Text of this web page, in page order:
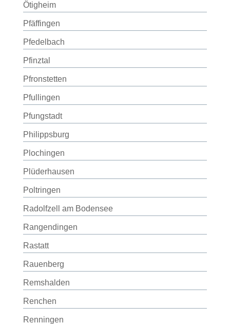
Ötigheim
Pfäffingen
Pfedelbach
Pfinztal
Pfronstetten
Pfullingen
Pfungstadt
Philippsburg
Plochingen
Plüderhausen
Poltringen
Radolfzell am Bodensee
Rangendingen
Rastatt
Rauenberg
Remshalden
Renchen
Renningen